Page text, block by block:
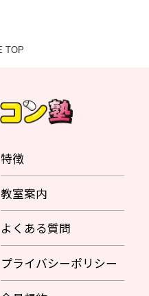
特徴
教室案内
よくある質問
プライバシーポリシー